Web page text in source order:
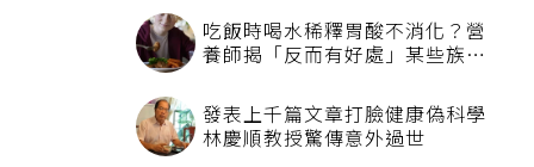
吃飯時喝水稀釋胃酸不消化？營
養師揭「反而有好處」某些族群
發表上千篇文章打臉健康偽科學
林慶順教授驚傳意外過世